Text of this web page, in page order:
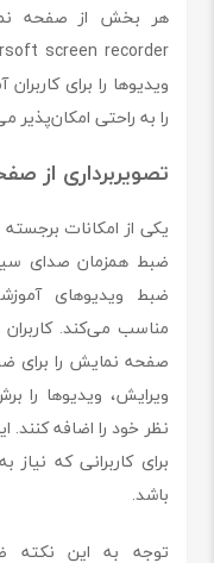
هر بخش از صفحه
ویدیوها را برای
را به راحتی امکان‌پذیر
تصویربرداری از
ضبط همزمان صدای
ضبط ویدیوهای
مناسب می‌کند.
صفحه نمایش را برای
ویرایش، ویدیوها را
نظر خود را اضافه کنند.
برای کاربرانی که
باشد.
توجه به این نکته